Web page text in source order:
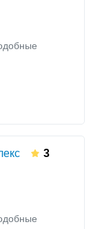
3